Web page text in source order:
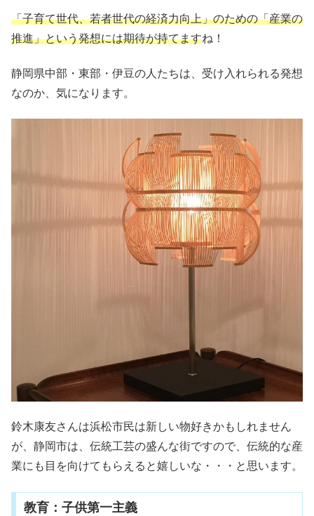
「子育て世代、若者世代の経済力向上」のための「産業の
推進」という発想には期待が持てますね！
静岡県中部・東部・伊豆の人たちは、受け入れられる発想
なのか、気になります。
鈴木康友さんは浜松市民は新しい物好きかもしれません
が、静岡市は、伝統工芸の盛んな街ですので、伝統的な産
業にも目を向けてもらえると嬉しいな・・・と思います。
教育：子供第一主義